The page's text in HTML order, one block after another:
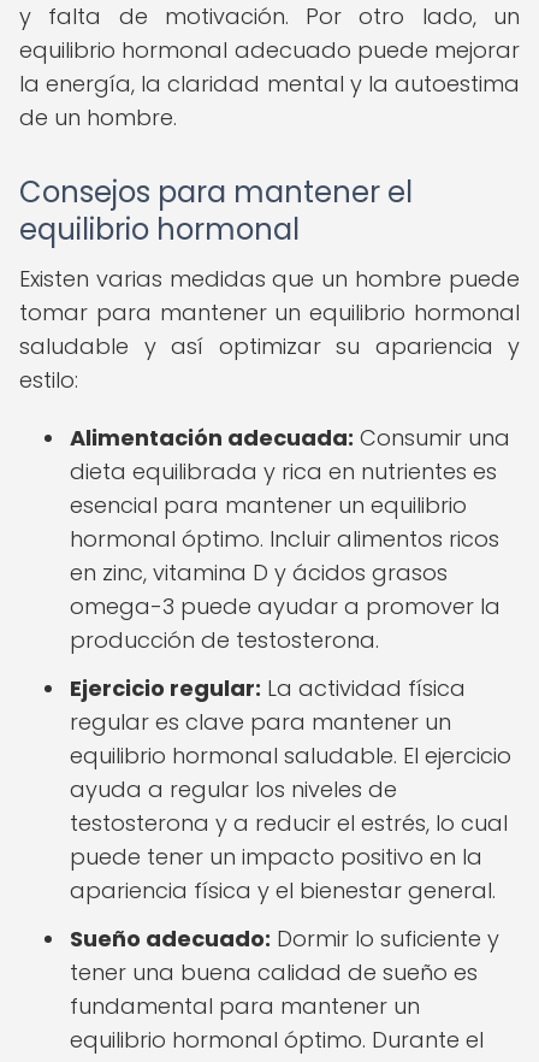
y falta de motivación. Por otro lado, un
equilibrio hormonal adecuado puede mejorar
la energía, la claridad mental y la autoestima
de un hombre.
Consejos para mantener el
equilibrio hormonal
Existen varias medidas que un hombre puede
tomar para mantener un equilibrio hormonal
saludable y así optimizar su apariencia y
estilo:
Alimentación adecuada: Consumir una
dieta equilibrada y rica en nutrientes es
esencial para mantener un equilibrio
hormonal óptimo. Incluir alimentos ricos
en zinc, vitamina D y ácidos grasos
omega-3 puede ayudar a promover la
producción de testosterona.
Ejercicio regular: La actividad física
regular es clave para mantener un
equilibrio hormonal saludable. El ejercicio
ayuda a regular los niveles de
testosterona y a reducir el estrés, lo cual
puede tener un impacto positivo en la
apariencia física y el bienestar general.
Sueño adecuado: Dormir lo suficiente y
tener una buena calidad de sueño es
fundamental para mantener un
equilibrio hormonal óptimo. Durante el